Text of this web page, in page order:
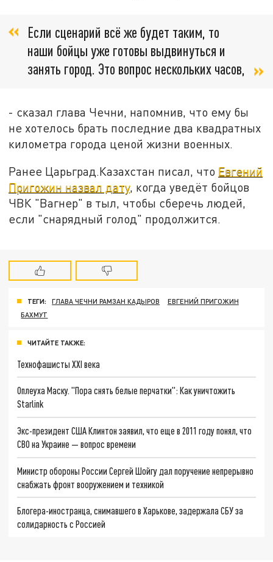
Если сценарий всё же будет таким, то
наши бойцы уже готовы выдвинуться и
занять город. Это вопрос нескольких часов,
- сказал глава Чечни, напомнив, что ему бы
не хотелось брать последние два квадратных
километра города ценой жизни военных.
Ранее Царьград.Казахстан писал, что Евгений
Пригожин назвал дату, когда уведёт бойцов
ЧВК "Вагнер" в тыл, чтобы сберечь людей,
если "снарядный голод" продолжится.
ТЕГИ: ГЛАВА ЧЕЧНИ РАМЗАН КАДЫРОВ
ЕВГЕНИЙ ПРИГОЖИН
БАХМУТ
ЧИТАЙТЕ ТАКЖЕ:
Технофашисты XXI века
Оплеуха Маску. "Пора снять белые перчатки": Как уничтожить
Starlink
Экс-президент США Клинтон заявил, что еще в 2011 году понял, что
СВО на Украине — вопрос времени
Министр обороны России Сергей Шойгу дал поручение непрерывно
снабжать фронт вооружением и техникой
Блогера-иностранца, снимавшего в Харькове, задержала СБУ за
солидарность с Россией